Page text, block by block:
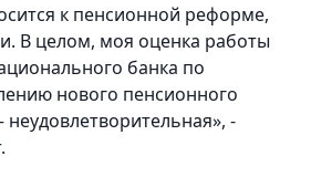
к пенсионной реформе,
В целом, моя оценка работы
банка по
нового пенсионного
неудовлетворительная», -